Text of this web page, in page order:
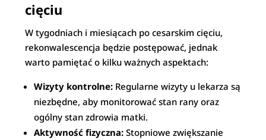
cięciu
W tygodniach i miesiącach po cesarskim cięciu,
rekonwalescencja będzie postępować, jednak
warto pamiętać o kilku ważnych aspektach:
Wizyty kontrolne: Regularne wizyty u lekarza są
niezbędne, aby monitorować stan rany oraz
ogólny stan zdrowia matki.
Aktywność fizyczna: Stopniowe zwiększanie